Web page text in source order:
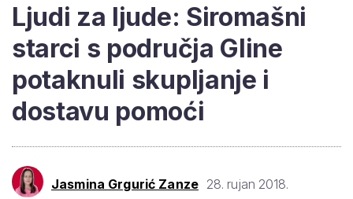
Ljudi za ljude: Siromašni
starci s područja Gline
potaknuli skupljanje i
dostavu pomoći
Jasmina Grgurić Zanze 28. rujan 2018.